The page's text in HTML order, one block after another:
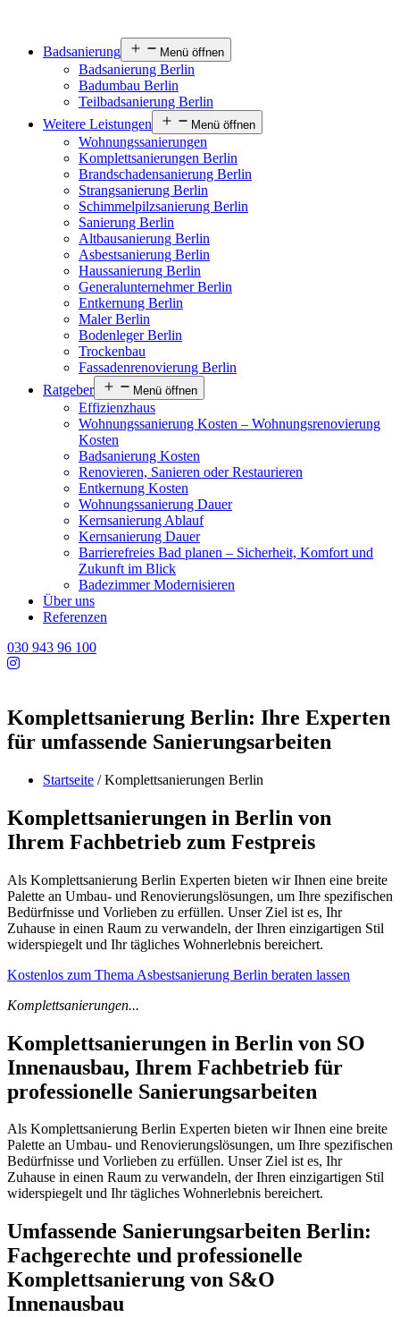
Badsanierung Menü öffnen
Badsanierung Berlin
Badumbau Berlin
Teilbadsanierung Berlin
Weitere Leistungen
Menü öffnen
Wohnungssanierungen
Komplettsanierungen Berlin
Brandschadensanierung Berlin
Strangsanierung Berlin
Schimmelpilzsanierung Berlin
Sanierung Berlin
Altbausanierung Berlin
Asbestsanierung Berlin
Haussanierung Berlin
Generalunternehmer Berlin
Entkernung Berlin
Maler Berlin
Bodenleger Berlin
Trockenbau
Fassadenrenovierung Berlin
Ratgeber
Menü öffnen
Effizienzhaus
Wohnungssanierung Kosten – Wohnungsrenovierung
Kosten
Badsanierung Kosten
Renovieren, Sanieren oder Restaurieren
Entkernung Kosten
Wohnungssanierung Dauer
Kernsanierung Ablauf
Kernsanierung Dauer
Barrierefreies Bad planen – Sicherheit, Komfort und
Zukunft im Blick
Badezimmer Modernisieren
Über uns
Referenzen
030 943 96 100
Komplettsanierung Berlin: Ihre Experten
für umfassende Sanierungsarbeiten
Startseite /Komplettsanierungen Berlin
Komplettsanierungen in Berlin von
Ihrem Fachbetrieb zum Festpreis
Als Komplettsanierung Berlin Experten bieten wir Ihnen eine breite
Palette an Umbau- und Renovierungslösungen, um Ihre spezifischen
Bedürfnisse und Vorlieben zu erfüllen. Unser Ziel ist es, Ihr
Zuhause in einen Raum zu verwandeln, der Ihren einzigartigen Stil
widerspiegelt und Ihr tägliches Wohnerlebnis bereichert.
Kostenlos zum Thema Asbestsanierung Berlin beraten lassen
Komplettsanierungen...
Komplettsanierungen in Berlin von SO
Innenausbau, Ihrem Fachbetrieb für
professionelle Sanierungsarbeiten
Als Komplettsanierung Berlin Experten bieten wir Ihnen eine breite
Palette an Umbau- und Renovierungslösungen, um Ihre spezifischen
Bedürfnisse und Vorlieben zu erfüllen. Unser Ziel ist es, Ihr
Zuhause in einen Raum zu verwandeln, der Ihren einzigartigen Stil
widerspiegelt und Ihr tägliches Wohnerlebnis bereichert.
Umfassende Sanierungsarbeiten Berlin:
Fachgerechte und professionelle
Komplettsanierung von S&O
Innenausbau